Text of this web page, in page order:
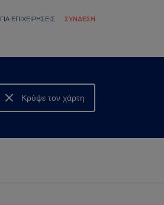
ΓΙΑ ΕΠΙΧΕΙΡΉΣΕΙΣ ΣΎΝΔΕΣΗ
Κρύψε τον χάρτη
Δες τον χάρτη